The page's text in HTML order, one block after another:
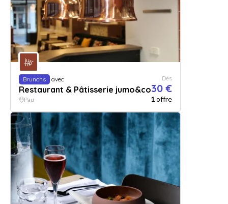
Brunchs avec
Restaurant & Pâtisserie jumo&co
Dès
30 €
Pau 1offre